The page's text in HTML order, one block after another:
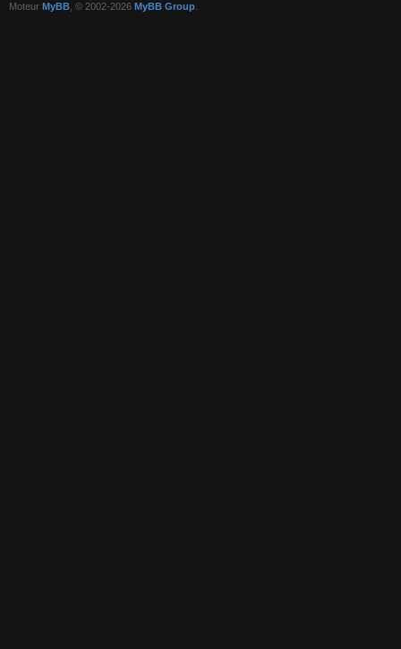
Moteur MyBB , © 2002-2026 MyBB Group